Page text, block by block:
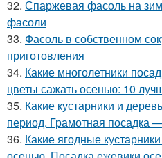
32. Спаржевая фасоль на
фасоли
33. Фасоль в собственном
приготовления
34. Какие многолетники
цветы сажать осенью: 10
35. Какие кустарники и
период. Грамотная посадка
36. Какие ягодные